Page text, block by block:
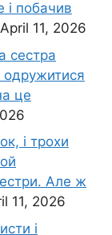
і побачив
April 11, 2026
сестра
одружитися
це
і трохи
Але ж
11, 2026
і